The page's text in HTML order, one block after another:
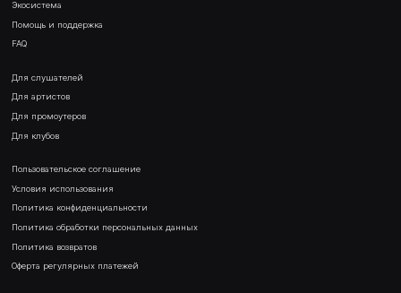
Экосистема
Помощь и поддержка
FAQ
Для слушателей
Для артистов
Для промоутеров
Для клубов
Пользовательское соглашение
Условия использования
Политика конфиденциальности
Политика обработки персональных данных
Политика возвратов
Оферта регулярных платежей